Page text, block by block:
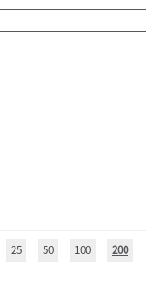
25 50 100 200